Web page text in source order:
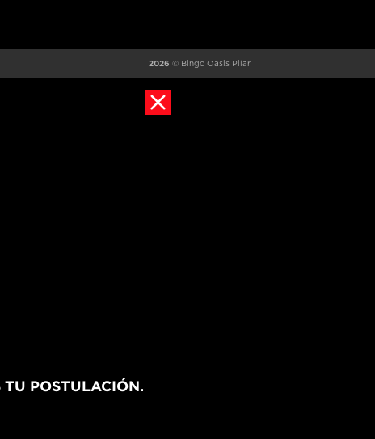
2026 © Bingo Oasis Pilar
TU POSTULACIÓN.